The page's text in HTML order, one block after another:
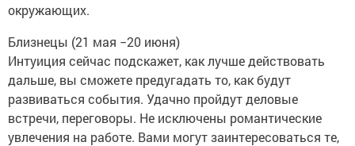
окружающих.
Близнецы (21 мая −20 июня)
Интуиция сейчас подскажет, как лучше действовать
дальше, вы сможете предугадать то, как будут
развиваться события. Удачно пройдут деловые
встречи, переговоры. Не исключены романтические
увлечения на работе. Вами могут заинтересоваться те,